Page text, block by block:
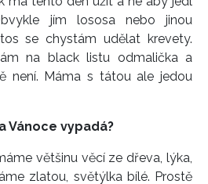
jím lososa nebo jinou
se chystám udělat krevety.
na black listu odmalička a
není. Máma s tátou ale jedou
Vánoce vypadá?
většinu věcí ze dřeva, lýka,
zlatou, světýlka bílé. Prostě